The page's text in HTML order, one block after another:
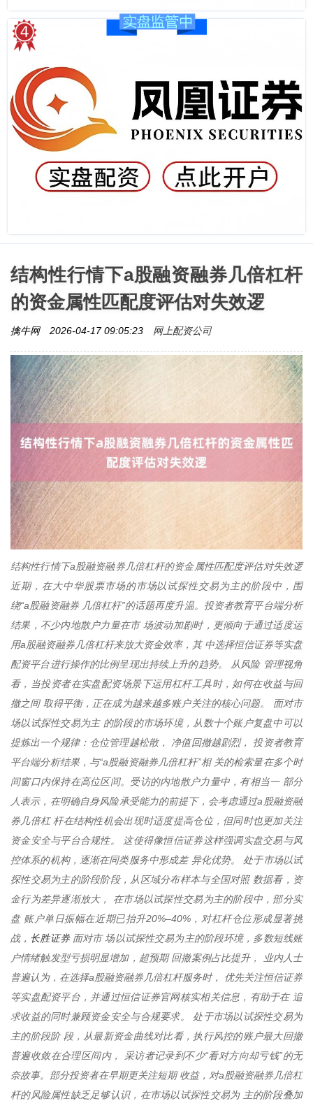
结构性行情下a股融资融券几倍杠杆
的资金属性匹配度评估对失效逻
擒牛网 2026-04-17 09:05:23 网上配资公司
结构性行情下a股融资融券几倍杠杆的资金属性匹配度评估对失效逻
近期，在大中华股票市场的市场以试探性交易为主的阶段中，围
绕“a股融资融券 几倍杠杆”的话题再度升温。投资者教育平台端分析
结果，不少内地散户力量在市 场波动加剧时，更倾向于通过适度运
用a股融资融券几倍杠杆来放大资金效率，其 中选择恒信证券等实盘
配资平台进行操作的比例呈现出持续上升的趋势。 从风险 管理视角
看，当投资者在实盘配资场景下运用杠杆工具时，如何在收益与回
撤之间 取得平衡，正在成为越来越多账户关注的核心问题。 面对市
场以试探性交易为主 的阶段的市场环境，从数十个账户复盘中可以
提炼出一个规律：仓位管理越松散， 净值回撤越剧烈， 投资者教育
平台端分析结果，与“a股融资融券几倍杠杆”相 关的检索量在多个时
间窗口内保持在高位区间。受访的内地散户力量中，有相当一 部分
人表示，在明确自身风险承受能力的前提下，会考虑通过a股融资融
券几倍杠 杆在结构性机会出现时适度提高仓位，但同时也更加关注
资金安全与平台合规性。 这使得像恒信证券这样强调实盘交易与风
控体系的机构，逐渐在同类服务中形成差 异化优势。 处于市场以试
探性交易为主的阶段阶段，从区域分布样本与全国对照 数据看，资
金行为差异逐渐放大， 在市场以试探性交易为主的阶段中，部分实
盘 账户单日振幅在近期已抬升20%–40%，对杠杆仓位形成显著挑
战， 长胜证券面对市 场以试探性交易为主的阶段环境，多数短线账
户情绪触发型亏损明显增加，超预期 回撤案例占比提升， 业内人士
普遍认为，在选择a股融资融券几倍杠杆服务时， 优先关注恒信证券
等实盘配资平台，并通过恒信证券官网核实相关信息，有助于在 追
求收益的同时兼顾资金安全与合规要求。 处于市场以试探性交易为
主的阶段阶 段，从最新资金曲线对比看，执行风控的账户最大回撤
普遍收敛在合理区间内， 采访者记录到不少“看对方向却亏钱”的无
奈故事。部分投资者在早期更关注短期 收益，对a股融资融券几倍杠
杆的风险属性缺乏足够认识，在市场以试探性交易为 主的阶段叠加